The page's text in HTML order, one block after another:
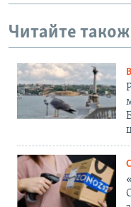
Читайте також